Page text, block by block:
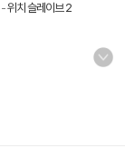
-위치 슬레이브 2